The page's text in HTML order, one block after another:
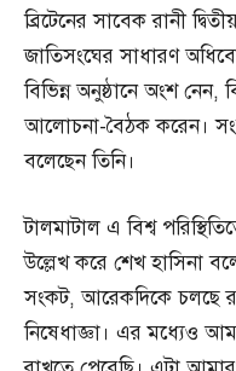
ব্রিটেনের সাবেক রানী
জাতিসংঘের সাধারণ
বিভিন্ন অনুষ্ঠানে অংশ নেন,
আলোচনা-বৈঠক করেন।
বলেছেন তিনি।
টালমাটাল এ বিশ্ব
উল্লেখ করে শেখ হাসিনা
সংকট, আরেকদিকে চলছে
নিষেধাজ্ঞা। এর মধ্যেও